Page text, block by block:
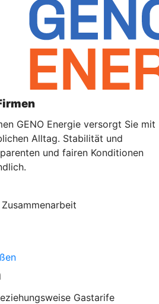
GENO Energie versorgt Sie mit
Alltag. Stabilität und
und fairen Konditionen
Gastarife